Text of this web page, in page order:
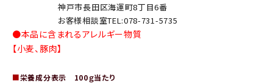
神戸市長田区海運町8丁目6番
お客様相談室TEL:078-731-5735
●本品に含まれるアレルギー物質
【小麦、豚肉】
■栄養成分表示 100ｇ当たり